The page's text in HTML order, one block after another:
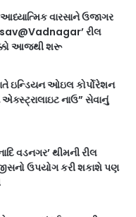
વારસાને ઉજાગર
રીલ
આજથી શરૂ
ઇન્ડિયન ઓઇલ કોર્પોરેશન
એક્સ્ટ્રાલાઇટ નાઉ” સેવાનું
વડનગર’ થીમની રીલ
ઉપયોગ કરી શકાશે પણ